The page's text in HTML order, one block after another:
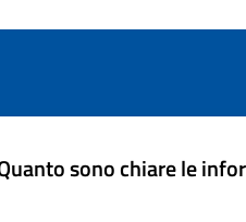
sono chiare le